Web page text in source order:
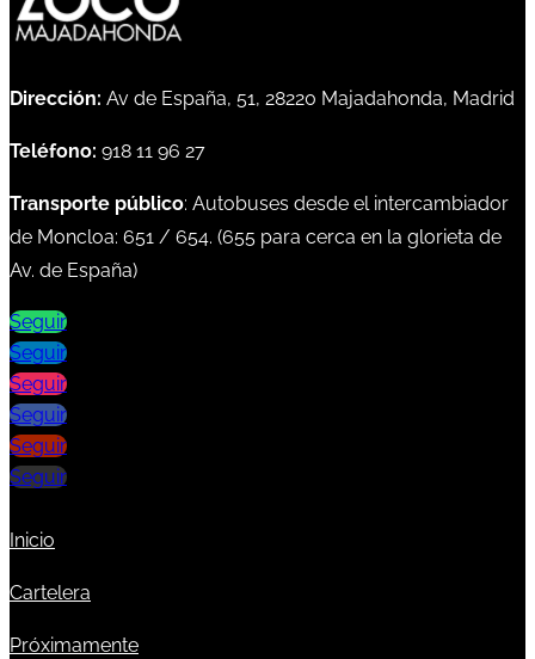
Dirección: Av de España, 51, 28220 Majadahonda, Madrid
Teléfono: 918 11 96 27
Transporte público: Autobuses desde el intercambiador
de Moncloa: 651 / 654. (655 para cerca en la glorieta de
Av. de España)
Seguir
Seguir
Seguir
Seguir
Seguir
Seguir
Inicio
Cartelera
Próximamente